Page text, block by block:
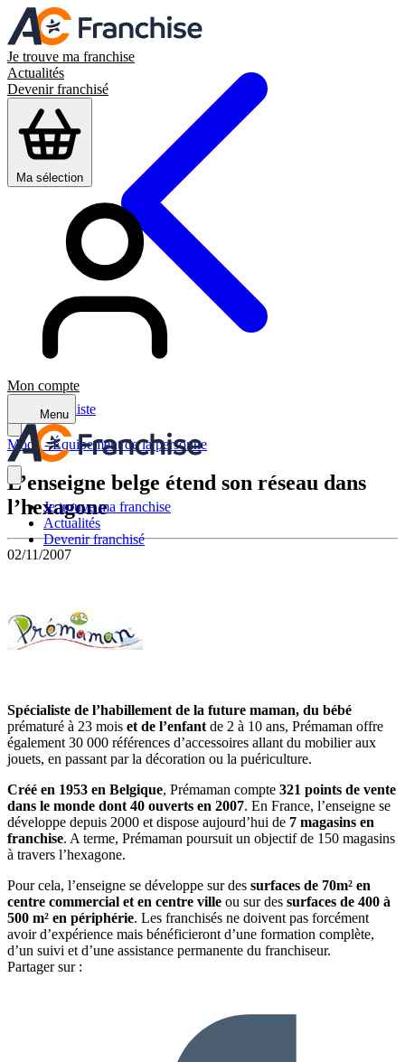
Je trouve ma franchise
Actualités
Devenir franchisé
Ma sélection
Mon compte
Menu
Je trouve ma franchise
Actualités
Devenir franchisé
Retour à la liste
Mode - Équipement de la personne
L’enseigne belge étend son réseau dans
l’hexagone
02/11/2007
Spécialiste de l’habillement de la future maman, du bébé
prématuré à 23 mois et de l’enfant de 2 à 10 ans, Prémaman offre
également 30 000 références d’accessoires allant du mobilier aux
jouets, en passant par la décoration ou la puériculture.
Créé en 1953 en Belgique, Prémaman compte 321 points de vente
dans le monde dont 40 ouverts en 2007. En France, l’enseigne se
développe depuis 2000 et dispose aujourd’hui de 7 magasins en
franchise. A terme, Prémaman poursuit un objectif de 150 magasins
à travers l’hexagone.
Pour cela, l’enseigne se développe sur des surfaces de 70m² en
centre commercial et en centre ville ou sur des surfaces de 400 à
500 m² en périphérie. Les franchisés ne doivent pas forcément
avoir d’expérience mais bénéficieront d’une formation complète,
d’un suivi et d’une assistance permanente du franchiseur.
Partager sur :